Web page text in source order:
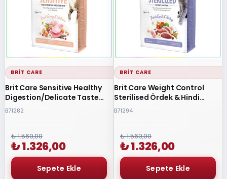
BRIT CARE
Brit Care Sensitive Healthy
Digestion/Delicate Taste
Tahılsız Hindi & Somon
B71282
₺ 1.560,00
₺ 1.326,00
BRIT CARE
Brit Care Weight Control
Sterilised Ördek & Hindi
Tahılsız Kısırlaştırılmış Kedi
B71294
₺ 1.560,00
₺ 1.326,00